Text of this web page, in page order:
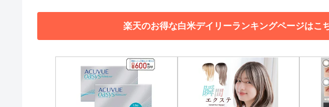
楽天のお得な白米デイリーランキングページは